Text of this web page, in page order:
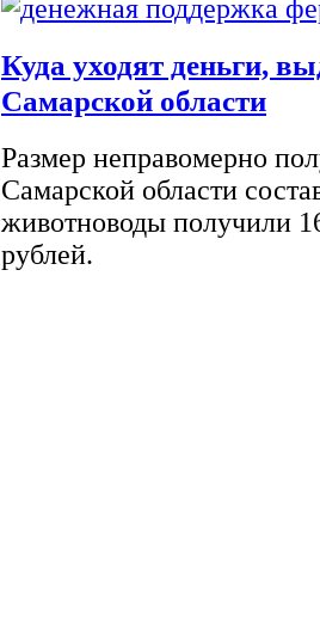
Куда уходят деньги,
Самарской области
Размер неправомерно
Самарской области
животноводы получили
рублей.